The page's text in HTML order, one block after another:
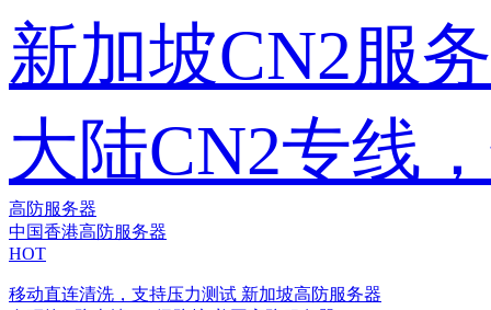
新加坡CN2服
大陆CN2专线
高防服务器
中国香港高防服务器
HOT
移动直连清洗，支持压力测试 新加坡高防服务器